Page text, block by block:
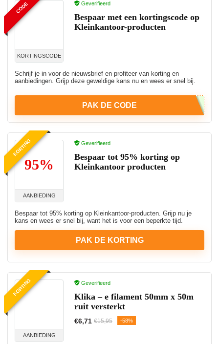
CODE
KORTINGSCODE
Geverifieerd
Bespaar met een kortingscode op
Kleinkantoor-producten
Schrijf je in voor de nieuwsbrief en profiteer van korting en
aanbiedingen. Grijp deze geweldige kans nu en wees er snel bij.
PAK DE CODE
KORTING
95%
AANBIEDING
Geverifieerd
Bespaar tot 95% korting op
Kleinkantoor producten
Bespaar tot 95% korting op Kleinkantoor-producten. Grijp nu je
kans en wees er snel bij, want het is voor een beperkte tijd.
PAK DE KORTING
KORTING
AANBIEDING
Geverifieerd
Klika – e filament 50mm x 50m
ruit versterkt
€6,71 €15,95 -58%